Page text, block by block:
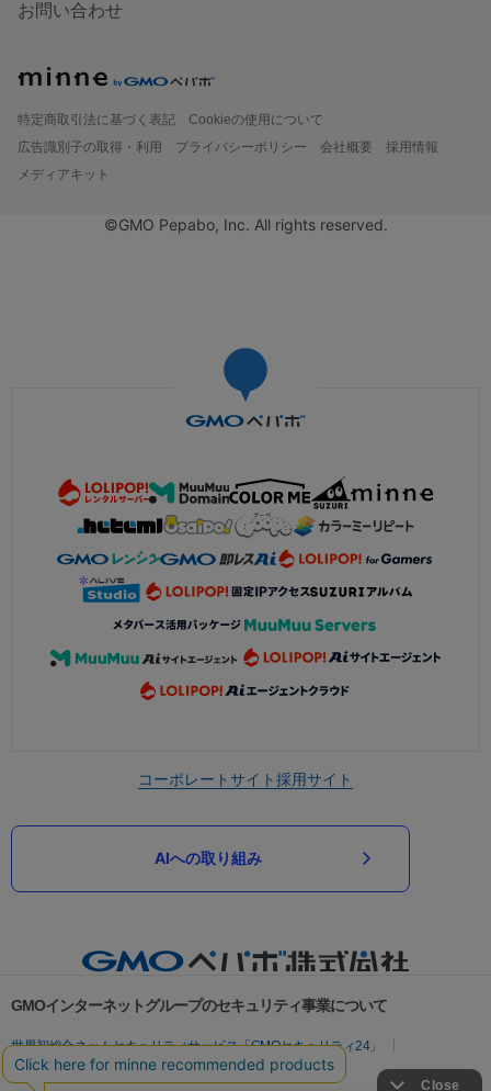
お問い合わせ
特定商取引法に基づく表記
Cookieの使用について
広告識別子の取得・利用
プライバシーポリシー 会社概要
採用情報
メディアキット
©GMO Pepabo, Inc. All rights reserved.
コーポレートサイト採用サイト
AIへの取り組み
GMOインターネットグループのセキュリティ事業について
世界初総合ネットセキュリティサービス「GMOセキュリティ24」
パスワード漏洩診断
Webサイトリスク診断